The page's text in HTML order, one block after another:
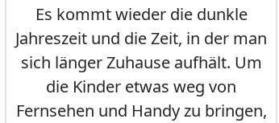
Es kommt wieder die dunkle
Jahreszeit und die Zeit, in der man
sich länger Zuhause aufhält. Um
die Kinder etwas weg von
Fernsehen und Handy zu bringen,